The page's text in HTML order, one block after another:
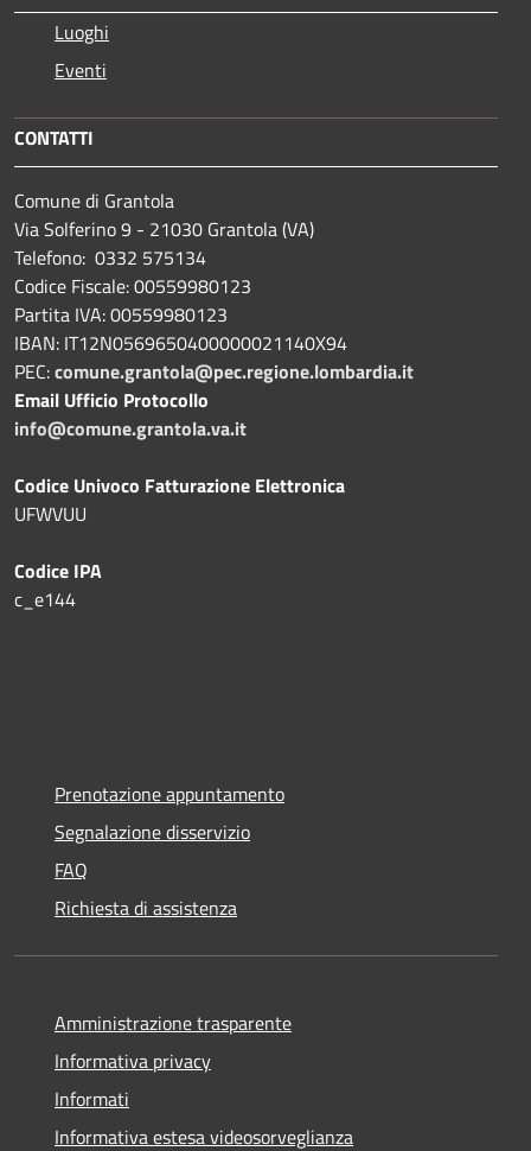
Luoghi
Eventi
CONTATTI
Comune di Grantola
Via Solferino 9 - 21030 Grantola (VA)
Telefono: 0332 575134
Codice Fiscale: 00559980123
Partita IVA: 00559980123
IBAN: IT12N0569650400000021140X94
PEC:comune.grantola@pec.regione.lombardia.it
Email Ufficio Protocollo
info@comune.grantola.va.it
Codice Univoco Fatturazione Elettronica
UFWVUU
Codice IPA
c_e144
Prenotazione appuntamento
Segnalazione disservizio
FAQ
Richiesta di assistenza
Amministrazione trasparente
Informativa privacy
Informati
Informativa estesa videosorveglianza